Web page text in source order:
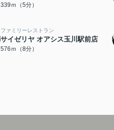
339ｍ（5分）
ファミリーレストラン
サイゼリヤ オアシス玉川駅前店
576ｍ（8分）